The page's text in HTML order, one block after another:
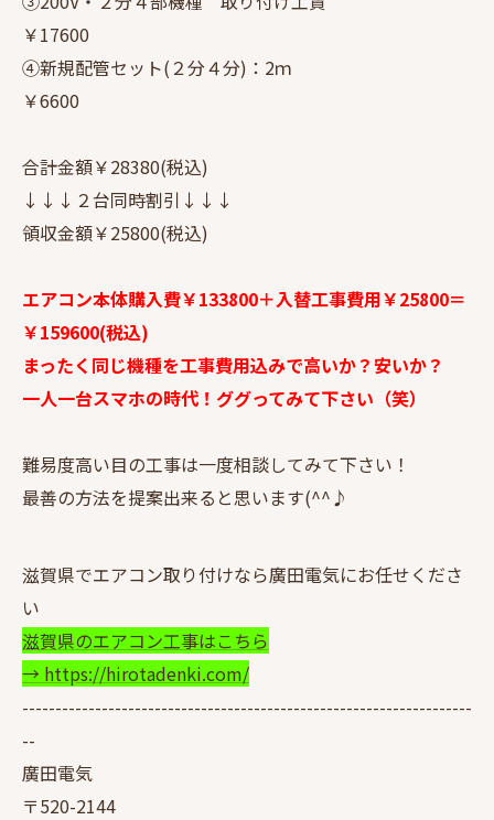
￥17600
④新規配管セット(２分４分)：2ｍ
￥6600
合計金額￥28380(税込)
↓↓↓２台同時割引↓↓↓
領収金額￥25800(税込)
エアコン本体購入費￥133800＋入替工事費用￥25800＝
￥159600(税込)
まったく同じ機種を工事費用込みで高いか？安いか？
一人一台スマホの時代！ググってみて下さい（笑）
難易度高い目の工事は一度相談してみて下さい！
最善の方法を提案出来ると思います(^^♪
滋賀県でエアコン取り付けなら廣田電気にお任せくださ
い
滋賀県のエアコン工事はこちら
→ https://hirotadenki.com/
--------------------------------------------------------------------
--
廣田電気
〒520-2144